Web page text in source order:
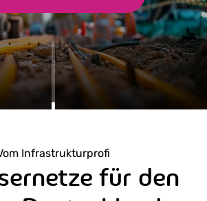
Infrastrukturprofi
für den